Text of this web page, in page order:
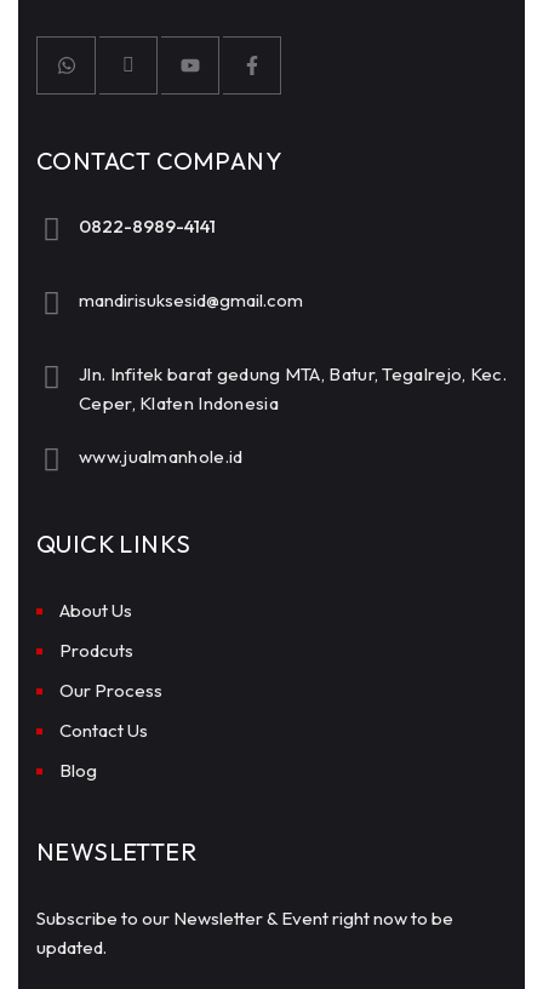
CONTACT COMPANY
0822-8989-4141
mandirisuksesid@gmail.com
Jln. Infitek barat gedung MTA, Batur, Tegalrejo, Kec.
Ceper, Klaten Indonesia
www.jualmanhole.id
QUICK LINKS
About Us
Prodcuts
Our Process
Contact Us
Blog
NEWSLETTER
Subscribe to our Newsletter & Event right now to be
updated.